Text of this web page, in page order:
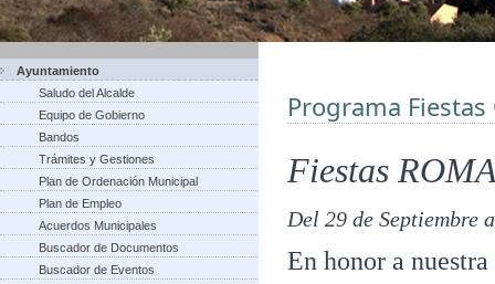
Ayuntamiento
Saludo del Alcalde
Equipo de Gobierno
Bandos
Trámites y Gestiones
Plan de Ordenación Municipal
Plan de Empleo
Acuerdos Municipales
Buscador de Documentos
Buscador de Eventos
Programa
Fiestas
Del 29 de Septiembre
En honor a